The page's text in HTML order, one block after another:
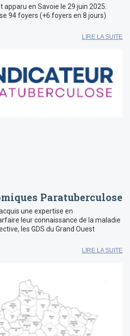
apparu en Savoie le 29 juin 2025.
94 foyers (+6 foyers en 8 jours)
LIRE LA SUITE
Paratuberculose
une expertise en
leur connaissance de la maladie
les GDS du Grand Ouest
LIRE LA SUITE